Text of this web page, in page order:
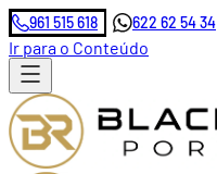
961 515 618 622 62 54 34
Ir para o Conteúdo